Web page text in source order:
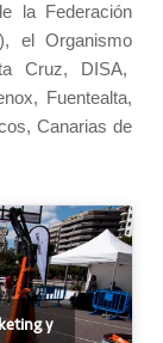
la Federación
el Organismo
Cruz, DISA,
Fuentealta,
Canarias de
y